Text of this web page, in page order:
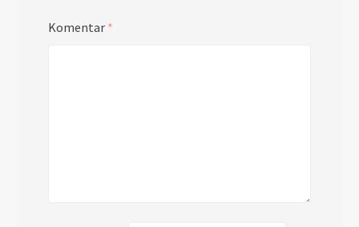
Komentar *